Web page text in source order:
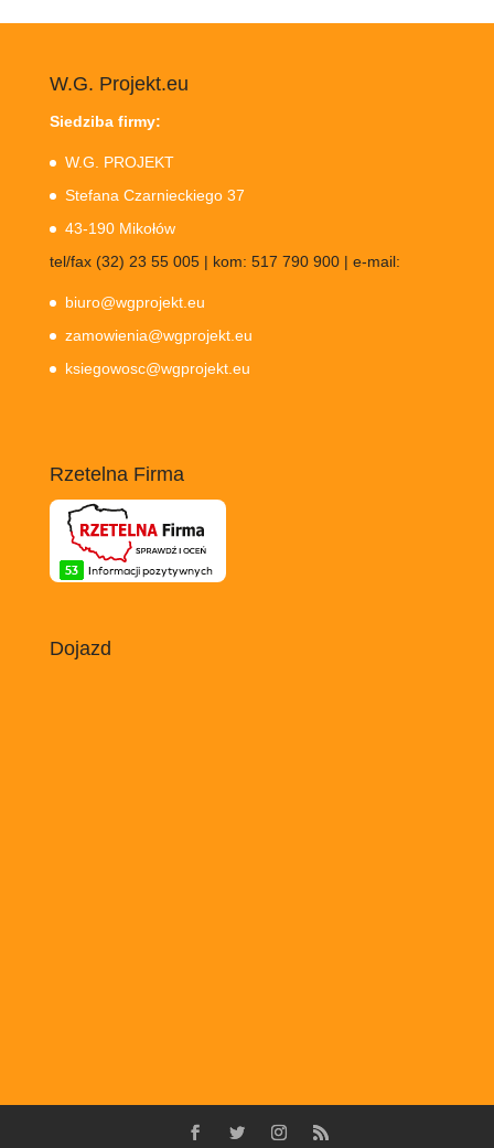
W.G. Projekt.eu
Siedziba firmy:
W.G. PROJEKT
Stefana Czarnieckiego 37
43-190 Mikołów
tel/fax (32) 23 55 005 | kom: 517 790 900 | e-mail:
biuro@wgprojekt.eu
zamowienia@wgprojekt.eu
ksiegowosc@wgprojekt.eu
Rzetelna Firma
Dojazd